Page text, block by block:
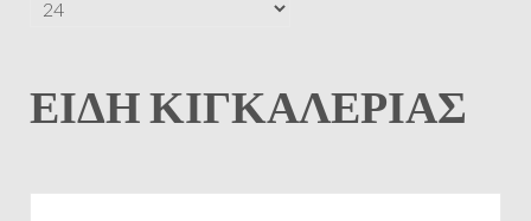
ΕΊΔΗ ΚΙΓΚΑΛΕΡΊΑΣ